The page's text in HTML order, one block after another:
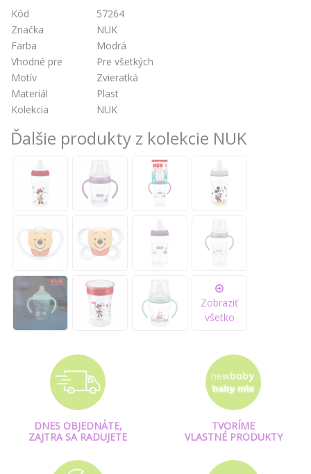
Kód
57264
Značka
NUK
Farba
Modrá
Vhodné pre
Pre všetkých
Motív
Zvieratká
Materiál
Plast
Kolekcia
NUK
Ďalšie produkty z kolekcie NUK
Zobraziť
všetko
DNES OBJEDNÁTE,
ZAJTRA SA RADUJETE
TVORÍME
VLASTNÉ PRODUKTY